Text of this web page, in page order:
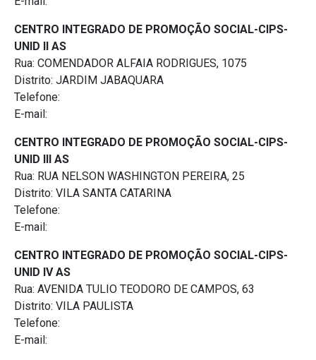
CENTRO INTEGRADO DE PROMOÇÃO SOCIAL-CIPS-
UNID II AS
Rua: COMENDADOR ALFAIA RODRIGUES, 1075
Distrito: JARDIM JABAQUARA
Telefone:
E-mail:
CENTRO INTEGRADO DE PROMOÇÃO SOCIAL-CIPS-
UNID III AS
Rua: RUA NELSON WASHINGTON PEREIRA, 25
Distrito: VILA SANTA CATARINA
Telefone:
E-mail:
CENTRO INTEGRADO DE PROMOÇÃO SOCIAL-CIPS-
UNID IV AS
Rua: AVENIDA TULIO TEODORO DE CAMPOS, 63
Distrito: VILA PAULISTA
Telefone:
E-mail: